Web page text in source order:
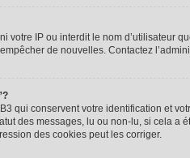
votre IP ou interdit le nom d’utilisateur
de nouvelles. Contactez
qui conservent votre identification et
des messages, lu ou non-lu, si cela a
des cookies peut les corriger.